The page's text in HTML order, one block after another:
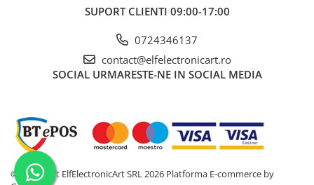
100kΩ
Interval de tensiune de la fază la
fază pentru indicarea secvenței de
Iluminare
Tip aditional de masurare
SUPORT CLIENTI 09:00-17:00
0724346137
contact@elfelectronicart.ro
SOCIAL URMARESTE-NE IN SOCIAL MEDIA
©Copyright ElfElectronicArt SRL 2026 Platforma E-commerce by